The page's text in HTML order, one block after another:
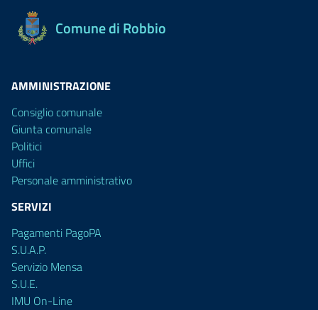
Comune di Robbio
AMMINISTRAZIONE
Consiglio comunale
Giunta comunale
Politici
Uffici
Personale amministrativo
SERVIZI
Pagamenti PagoPA
S.U.A.P.
Servizio Mensa
S.U.E.
IMU On-Line